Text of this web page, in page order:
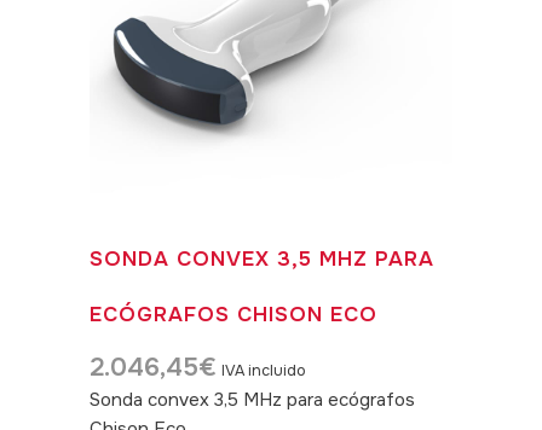
SONDA CONVEX 3,5 MHZ PARA
ECÓGRAFOS CHISON ECO
2.046,45€ IVA incluido
Sonda convex 3,5 MHz para ecógrafos